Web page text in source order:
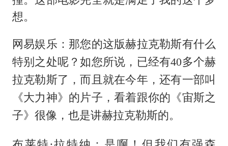
想。
网易娱乐：那您的这版赫拉克勒斯有什么
特别之处呢？如您所说，已经有40多个赫
拉克勒斯了，而且就在今年，还有一部叫
《大力神》的片子，看着跟你的《宙斯之
子》很像，也是讲赫拉克勒斯的。